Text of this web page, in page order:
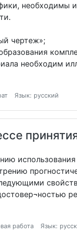
необходимы
чертеж»;
необходим
Язык: русский
работа Язык: